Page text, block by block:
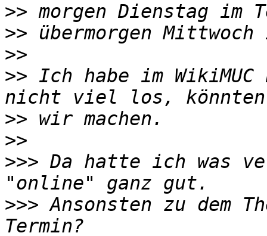
>>
>>
>>
>> Ich habe im
>>
>>
>>> Da hatte ich was
>>> Ansonsten zu dem